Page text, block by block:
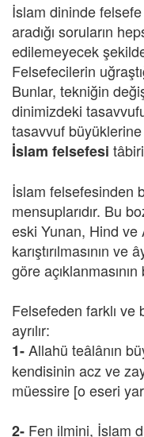
İslam dininde
aradığı soruların
edilemeyecek
Felsefecilerin
Bunlar, tekniğin
dinimizdeki
tasavvuf
İslam felsefesi
İslam felsefesinden
mensuplarıdır. Bu
eski Yunan, Hind ve
karıştırılmasının
göre
Felsefeden farklı
ayrılır:
1-Allahü teâlânın
kendisinin acz ve
müessire [o eseri
2- Fen ilmini, İslam